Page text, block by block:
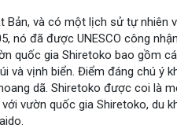
và có một lịch sử tự nhiên
nó đã được UNESCO công
quốc gia Shiretoko bao gồm
và vịnh biển. Điểm đáng chú ý
dã. Shiretoko được coi là
vườn quốc gia Shiretoko, du